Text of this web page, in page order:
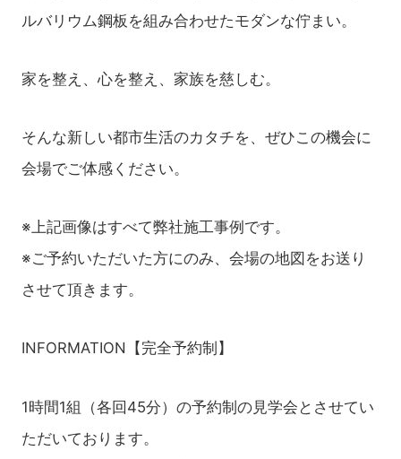
ルバリウム鋼板を組み合わせたモダンな佇まい。
家を整え、心を整え、家族を慈しむ。
そんな新しい都市生活のカタチを、ぜひこの機会に
会場でご体感ください。
※上記画像はすべて弊社施工事例です。
※ご予約いただいた方にのみ、会場の地図をお送り
させて頂きます。
INFORMATION【完全予約制】
1時間1組（各回45分）の予約制の見学会とさせてい
ただいております。